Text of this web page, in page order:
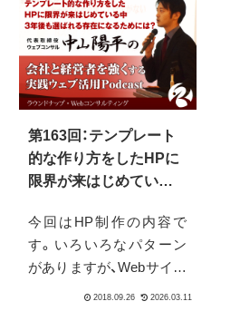
第163回：テンプレート
的な作り方をしたHPに
限界が来はじめている
在になるためには？
今回はHP制作の内容で
す。いろいろなパターン
がありますが、Webサイト
をシステムあるいはノウ